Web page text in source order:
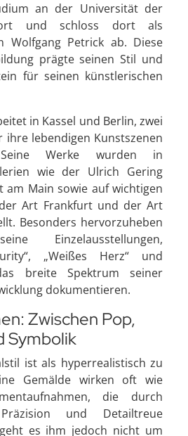
an der Universität der
und schloss dort als
Wolfgang Petrick ab. Diese
prägte seinen Stil und
für seinen künstlerischen
in Kassel und Berlin, zwei
lebendigen Kunstszenen
Werke wurden in
wie der Ulrich Gering
am Main sowie auf wichtigen
Art Frankfurt und der Art
Besonders hervorzuheben
Einzelausstellungen,
„Weißes Herz“ und
breite Spektrum seiner
dokumentieren.
Zwischen Pop,
Symbolik
ist als hyperrealistisch zu
Gemälde wirken oft wie
die durch
und Detailtreue
es ihm jedoch nicht um